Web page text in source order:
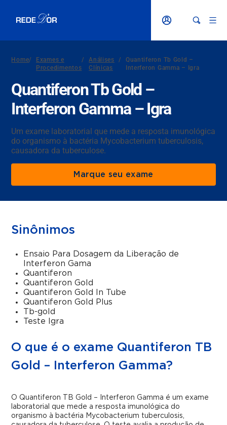
Home/
Exames e
Procedimentos
/
Análises
Clínicas
/
Quantiferon Tb Gold –
Interferon Gamma – Igra
Quantiferon Tb Gold –
Interferon Gamma – Igra
Um exame laboratorial que mede a resposta imunológica
do organismo à bactéria Mycobacterium tuberculosis,
causadora da tuberculose.
Marque seu exame
Sinônimos
Ensaio Para Dosagem da Liberação de
Interferon Gama
Quantiferon
Quantiferon Gold
Quantiferon Gold In Tube
Quantiferon Gold Plus
Tb-gold
Teste Igra
O que é o exame Quantiferon TB
Gold – Interferon Gamma?
O Quantiferon TB Gold – Interferon Gamma é um exame
laboratorial que mede a resposta imunológica do
organismo à bactéria Mycobacterium tuberculosis,